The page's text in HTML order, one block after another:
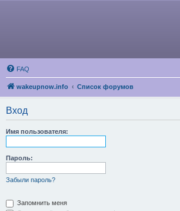
FAQ
wakeupnow.info Список форумов
Вход
Имя пользователя:
Пароль:
Забыли пароль?
Запомнить меня